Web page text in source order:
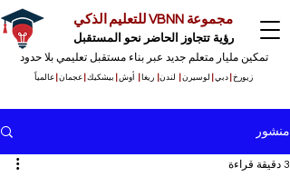
مجموعة VBNN للتعليم الذكي
رؤية تتجاوز الحاضر نحو المستقبل
تمكين مليار متعلم جديد عبر بناء مستقبل تعليمي بلا حدود
زيورخ دبي لوسيرن لندن ريغا أوش بيشكيك عجمان |عالمياً
منشور
3 دقيقة قراءة